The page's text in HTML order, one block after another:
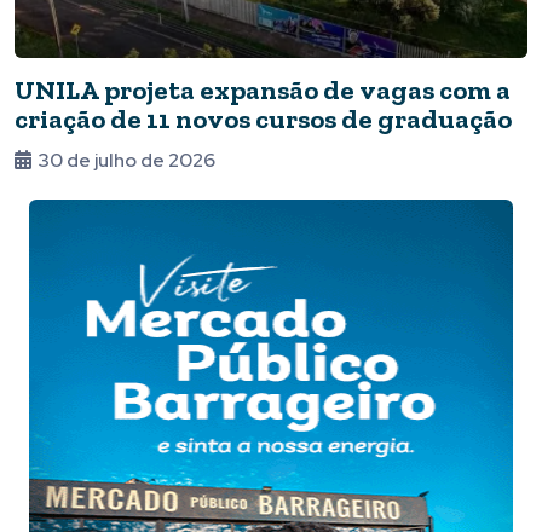
UNILA projeta expansão de vagas com a
criação de 11 novos cursos de graduação
30 de julho de 2026